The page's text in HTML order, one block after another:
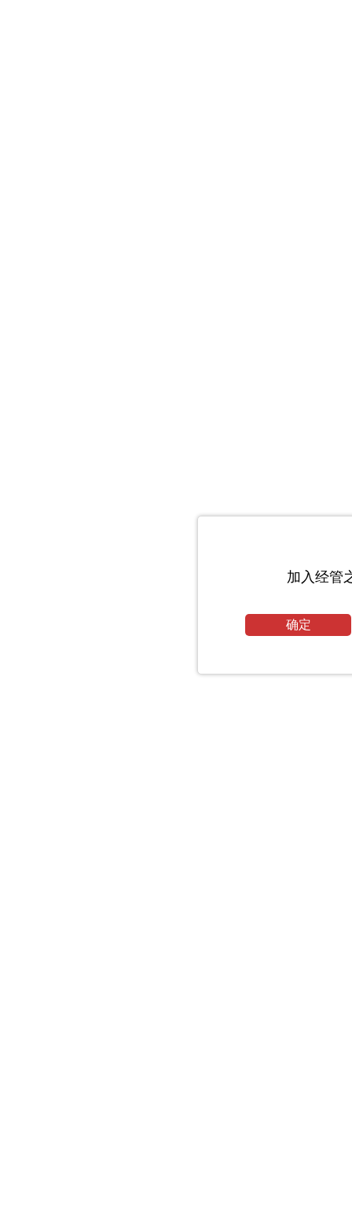
加入经管
确定